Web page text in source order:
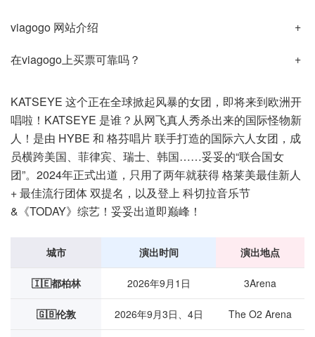
viagogo 网站介绍
在viagogo上买票可靠吗？
KATSEYE 这个正在全球掀起风暴的女团，即将来到欧洲开
唱啦！KATSEYE 是谁？从网飞真人秀杀出来的国际怪物新
人！是由 HYBE 和 格芬唱片 联手打造的国际六人女团，成
员横跨美国、菲律宾、瑞士、韩国……妥妥的“联合国女
团”。2024年正式出道，只用了两年就获得 格莱美最佳新人
+ 最佳流行团体 双提名，以及登上 科切拉音乐节
&《TODAY》综艺！妥妥出道即巅峰！
城市 演出时间 演出地点
🇮🇪都柏林 2026年9月1日 3Arena
🇬🇧伦敦 2026年9月3日、4日 The O2 Arena